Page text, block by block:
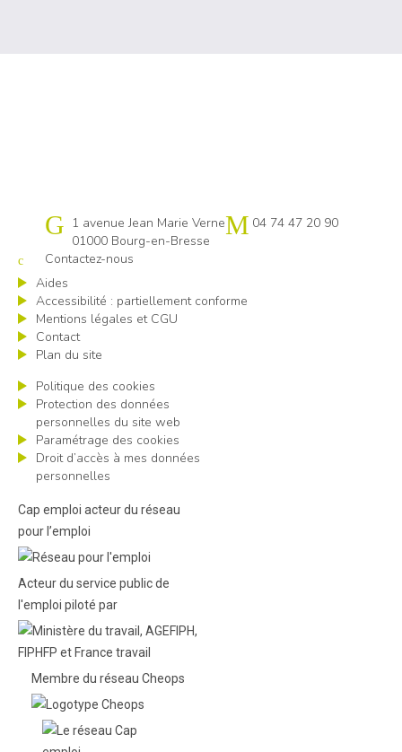
Cap emploi 01
1 avenue Jean Marie Verne
01000 Bourg-en-Bresse
04 74 47 20 90
Contactez-nous
Aides
Accessibilité : partiellement conforme
Mentions légales et CGU
Contact
Plan du site
Politique des cookies
Protection des données
personnelles du site web
Paramétrage des cookies
Droit d’accès à mes données
personnelles
Cap emploi acteur du réseau
pour l’emploi
Acteur du service public de
l'emploi piloté par
Membre du réseau Cheops